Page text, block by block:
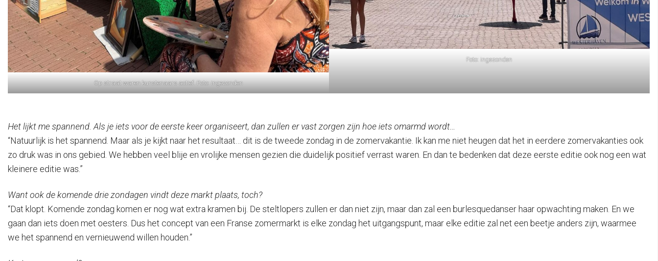
Op straat waren kunstenaars actief. Foto: ingezonden
Foto: ingezonden
Het lijkt me spannend. Als je iets voor de eerste keer organiseert, dan zullen er vast zorgen zijn hoe iets omarmd wordt…
“Natuurlijk is het spannend. Maar als je kijkt naar het resultaat… dit is de tweede zondag in de zomervakantie. Ik kan me niet heugen dat het in eerdere zomervakanties ook
zo druk was in ons gebied. We hebben veel blije en vrolijke mensen gezien die duidelijk positief verrast waren. En dan te bedenken dat deze eerste editie ook nog een wat
kleinere editie was.”
Want ook de komende drie zondagen vindt deze markt plaats, toch?
“Dat klopt. Komende zondag komen er nog wat extra kramen bij. De steltlopers zullen er dan niet zijn, maar dan zal een burlesquedanser haar opwachting maken. En we
gaan dan iets doen met oesters. Dus het concept van een Franse zomermarkt is elke zondag het uitgangspunt, maar elke editie zal net een beetje anders zijn, waarmee
we het spannend en vernieuwend willen houden.”